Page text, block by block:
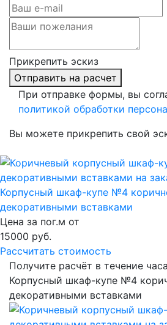
Прикрепить эскиз
Отправить на расчет
При отправке формы, вы
политикой обработки
Вы можете прикрепить свой
Корпусный шкаф-купе №4
декоративными вставками
Цена за пог.м от
15000 руб.
Рассчитать стоимость
Получите расчёт в течение часа
Корпусный шкаф-купе №4
декоративными вставками